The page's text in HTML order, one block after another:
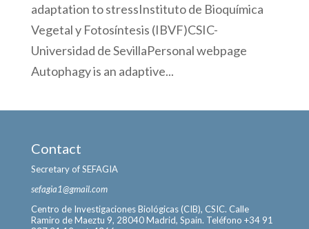
adaptation to stressInstituto de Bioquímica
Vegetal y Fotosíntesis (IBVF)CSIC-
Universidad de SevillaPersonal webpage
Autophagy is an adaptive...
Contact
Secretary of SEFAGIA
sefagia1@gmail.com
Centro de Investigaciones Biológicas (CIB), CSIC. Calle
Ramiro de Maeztu 9, 28040 Madrid, Spain. Teléfono +34 91